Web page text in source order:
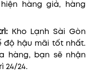
hàng giả, hàng
Kho Lạnh Sài Gòn
độ hậu mãi tốt nhất.
hàng, bạn sẽ nhận
24/24.